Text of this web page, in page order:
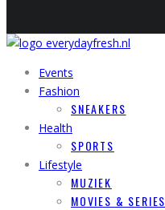
Events
Fashion
SNEAKERS
Health
SPORTS
Lifestyle
MUZIEK
MOVIES & SERIES